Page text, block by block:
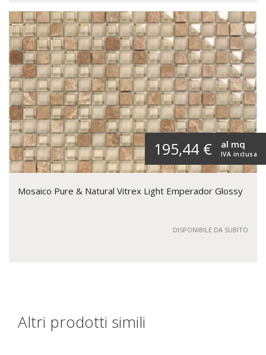
195,44 € IVA inclusa
al mq
Mosaico Pure & Natural Vitrex Light Emperador Glossy
DISPONIBILE DA SUBITO
Altri prodotti simili